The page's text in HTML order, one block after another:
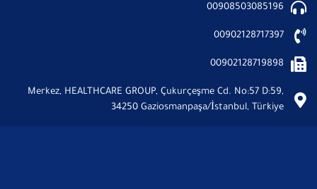
00908503085196
00902128717397
00902128719898
Merkez, HEALTHCARE GROUP, Çukurçeşme Cd. No:57 D:59,
34250 Gaziosmanpaşa/İstanbul, Türkiye